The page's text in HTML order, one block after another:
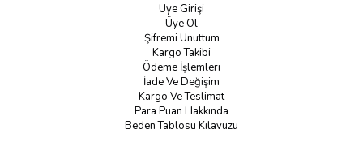
Üye Girişi
Üye Ol
Şifremi Unuttum
Kargo Takibi
Ödeme İşlemleri
İade Ve Değişim
Kargo Ve Teslimat
Para Puan Hakkında
Beden Tablosu Kılavuzu